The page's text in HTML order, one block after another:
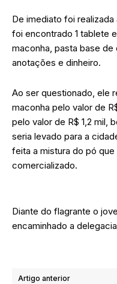
De imediato foi
foi encontrado 1 tablete
maconha, pasta base
anotações e dinheiro.
Ao ser questionado, ele
maconha pelo valor de
pelo valor de R$ 1,2 mil,
seria levado para a
feita a mistura do pó
comercializado.
Diante do flagrante o
encaminhado a
Artigo anterior